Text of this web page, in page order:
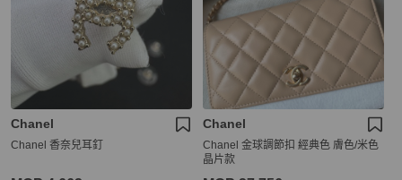
Chanel
Chanel 香奈兒耳釘
Chanel
Chanel 金球調節扣 經典色 膚色/米色
晶片款